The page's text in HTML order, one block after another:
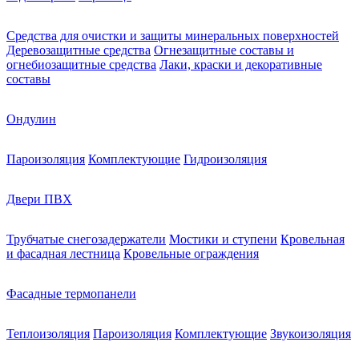
Средства для очистки и защиты минеральных поверхностей
Деревозащитные средства Огнезащитные составы и
огнебиозащитные средства Лаки, краски и декоративные
составы
Ондулин
Пароизоляция Комплектующие Гидроизоляция
Двери ПВХ
Трубчатые снегозадержатели Мостики и ступени Кровельная
и фасадная лестница Кровельные ограждения
Фасадные термопанели
Теплоизоляция Пароизоляция Комплектующие Звукоизоляция